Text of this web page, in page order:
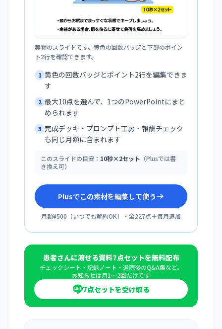
実物のスライドです。黄色の回数バッジと下部のポイン
ト2行を確認できます。
1 黄色の回数バッジとポイント2行を編集できま
す
2 最大10点を選んで、1つのPowerPointにまと
められます
3 完成デッキ・プロンプト工房・報酬チェック
も同じ月額に含まれます
このスライドの目安： 10秒×2セット （Plusでは書
き換え可）
Plusでこの素材を編集して使う
月額¥500 （いつでも解約OK）・全227点＋毎月追加
患者さんに渡せる資料7点セットを無料配布
チェックシート・記録ノート・退院後のQ&A集など。
お知らせは月1〜2回だけです
7点セットを受け取る